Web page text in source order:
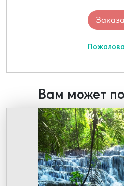
Вам может